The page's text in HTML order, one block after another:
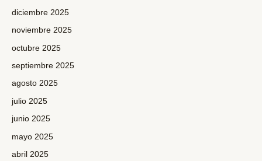
diciembre 2025
noviembre 2025
octubre 2025
septiembre 2025
agosto 2025
julio 2025
junio 2025
mayo 2025
abril 2025